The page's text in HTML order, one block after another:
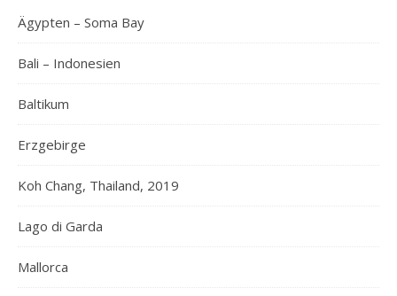
Ägypten – Soma Bay
Bali – Indonesien
Baltikum
Erzgebirge
Koh Chang, Thailand, 2019
Lago di Garda
Mallorca